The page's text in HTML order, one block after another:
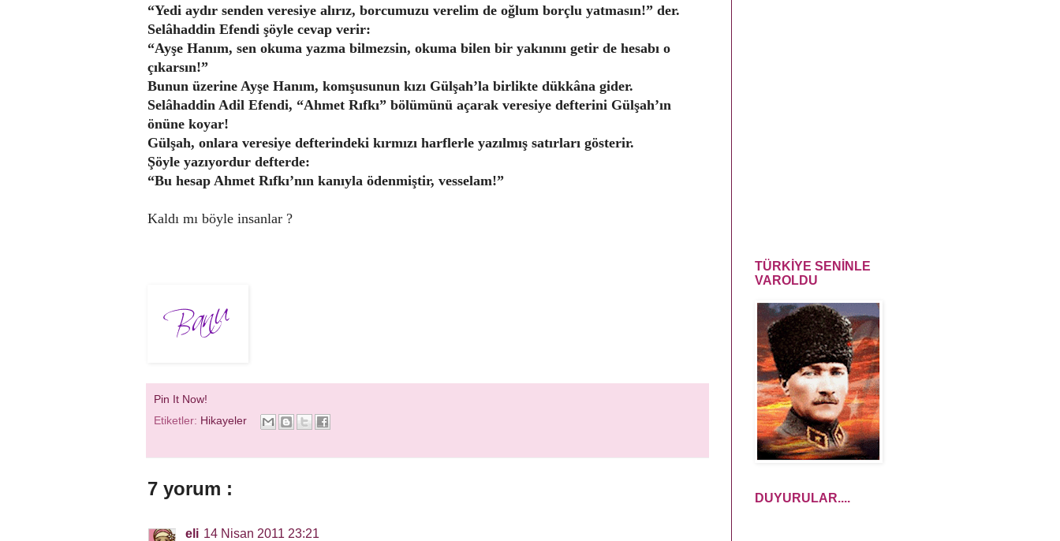
“Yedi aydır senden veresiye alırız, borcumuzu verelim de oğlum borçlu yatmasın!” der.
Selâhaddin Efendi şöyle cevap verir:
“Ayşe Hanım, sen okuma yazma bilmezsin, okuma bilen bir yakınını getir de hesabı o
çıkarsın!”
Bunun üzerine Ayşe Hanım, komşusunun kızı Gülşah’la birlikte dükkâna gider.
Selâhaddin Adil Efendi, “Ahmet Rıfkı” bölümünü açarak veresiye defterini Gülşah’ın
önüne koyar!
Gülşah, onlara veresiye defterindeki kırmızı harflerle yazılmış satırları gösterir.
Şöyle yazıyordur defterde:
“Bu hesap Ahmet Rıfkı’nın kanıyla ödenmiştir, vesselam!”
Kaldı mı böyle insanlar ?
Pin It Now!
Etiketler: Hikayeler
7 yorum :
eli 14 Nisan 2011 23:21
TÜRKİYE SENİNLE
VAROLDU
DUYURULAR....